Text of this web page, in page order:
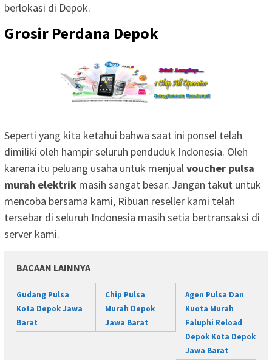
berlokasi di Depok.
Grosir Perdana Depok
Seperti yang kita ketahui bahwa saat ini ponsel telah
dimiliki oleh hampir seluruh penduduk Indonesia. Oleh
karena itu peluang usaha untuk menjualvoucher pulsa
murah elektrik masih sangat besar. Jangan takut untuk
mencoba bersama kami, Ribuan reseller kami telah
tersebar di seluruh Indonesia masih setia bertransaksi di
server kami.
BACAAN LAINNYA
Gudang Pulsa
Kota Depok Jawa
Barat
Chip Pulsa
Murah Depok
Jawa Barat
Agen Pulsa Dan
Kuota Murah
Faluphi Reload
Depok Kota Depok
Jawa Barat